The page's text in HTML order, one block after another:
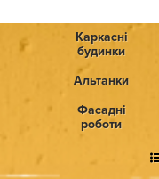
Каркасні
будинки
Альтанки
Фасадні
роботи